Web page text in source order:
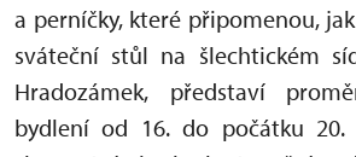
a perníčky, které připomenou,
sváteční stůl na šlechtickém
Hradozámek, představí
bydlení od 16. do počátku 20.